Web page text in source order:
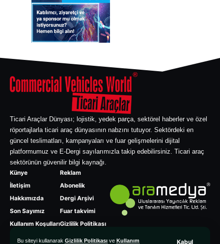
Bu siteyi kullanarak Gizlilik Politikası ve Kullanım Kabul
Ticari Araçlar Dünyası; lojistik, yedek parça, sektörel haberler ve özel
röportajlarla ticari araç dünyasının nabzını tutuyor. Sektördeki en
güncel teslimatları, kampanyaları ve fuar gelişmelerini dijital
platformumuz ve E-Dergi sayılarımızla takip edebilirsiniz. Ticari araç
sektörünün güvenilir bilgi kaynağı.
Künye
İletişim
Hakkımızda
Son Sayımız
Kullanım Koşulları
Reklam
Abonelik
Dergi Arşivi
Fuar takvimi
Gizlilik Politikası